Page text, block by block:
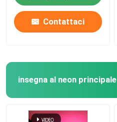
Contattaci
insegna al neon principale